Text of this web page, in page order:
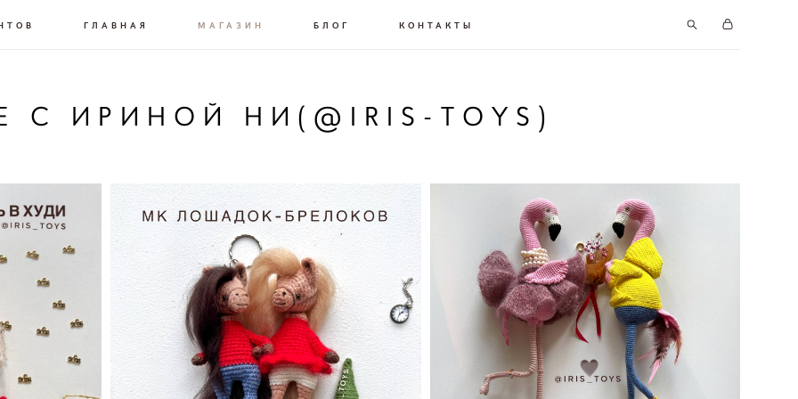
ГЛАВНАЯ МАГАЗИН БЛОГ КОНТАКТЫ
С ИРИНОЙ НИ(@IRIS-TOYS)